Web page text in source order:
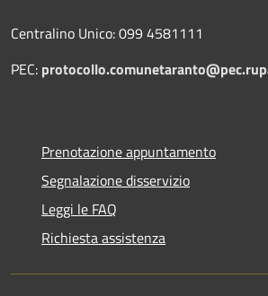
Centralino Unico: 099 4581111
PEC:
Prenotazione appuntamento
Segnalazione disservizio
Leggi le FAQ
Richiesta assistenza